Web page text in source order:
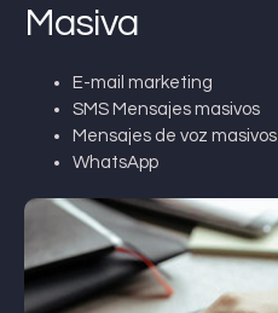
Masiva
E-mail marketing
SMS Mensajes masivos
Mensajes de voz masivos
WhatsApp